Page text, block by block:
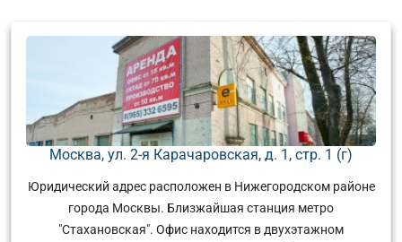
Москва, ул. 2-я Карачаровская, д. 1, стр. 1 (г)
Юридический адрес расположен в Нижегородском районе
города Москвы. Близжайшая станция метро
"Стахановская". Офис находится в двухэтажном